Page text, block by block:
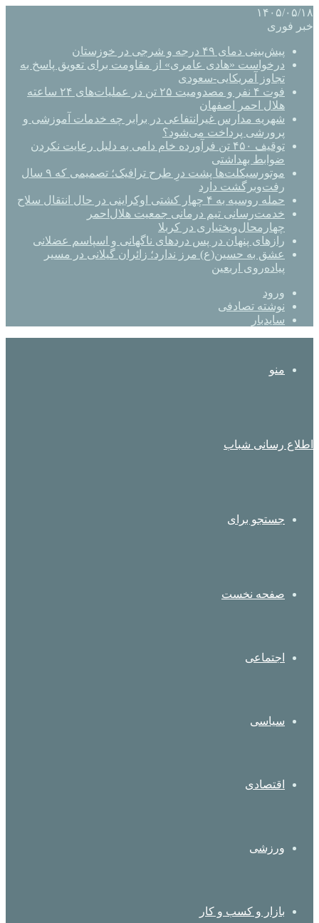
۱۴۰۵/۰۵/۱۸
خبر فوری
پیش‌بینی دمای ۴۹ درجه و شرجی در خوزستان
درخواست «هادی عامری» از مقاومت برای تعویق پاسخ به
تجاوز آمریکایی-سعودی
فوت ۴ نفر و مصدومیت ۲۵ تن در عملیات‌های ۲۴ ساعته
هلال احمر اصفهان
شهریه مدارس غیرانتفاعی در برابر چه خدمات آموزشی و
پرورشی پرداخت می‌شود؟
توقیف ۴۵۰ تن فرآورده خام دامی به دلیل رعایت نکردن
ضوابط بهداشتی
موتورسیکلت‌ها پشت درِ طرح ترافیک؛ تصمیمی که ۹ سال
رفت‌وبرگشت دارد
حمله روسیه به ۴ چهار کشتی اوکراینی در حال انتقال سلاح
خدمت‌رسانی تیم درمانی جمعیت هلال‌احمر
چهارمحال‌وبختیاری در کربلا
رازهای پنهان در پس دردهای ناگهانی و اسپاسم عضلانی
عشق به حسین(ع) مرز ندارد؛ زائران گیلانی در مسیر
پیاده‌روی اربعین
ورود
نوشته تصادفی
سایدبار
منو
اطلاع رسانی شباب
جستجو برای
صفحه نخست
اجتماعی
سیاسی
اقتصادی
ورزشی
بازار و کسب و کار